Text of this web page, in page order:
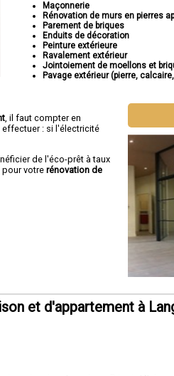
Maçonnerie
Rénovation de murs en pierres
Parement de briques
Enduits de décoration
Peinture extérieure
Ravalement extérieur
Jointoiement de moellons et
Pavage extérieur (pierre,
, il faut compter en
effectuer : si l'électricité
de l'éco-prêt à taux
pour votre rénovation de
et d'appartement à